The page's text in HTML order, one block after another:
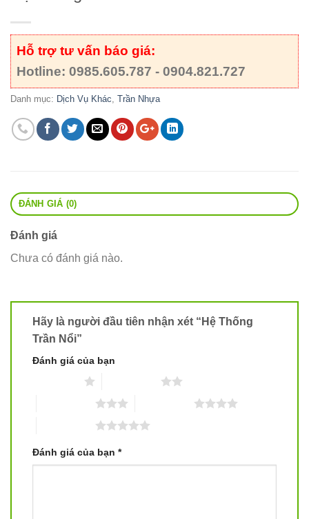
Hỗ trợ tư vấn báo giá:
Hotline: 0985.605.787 - 0904.821.727
Danh mục: Dịch Vụ Khác Trần Nhựa
ĐÁNH GIÁ (0)
Đánh giá
Chưa có đánh giá nào.
Hãy là người đầu tiên nhận xét “Hệ Thống
Trần Nổi”
Đánh giá của bạn
Đánh giá của bạn *